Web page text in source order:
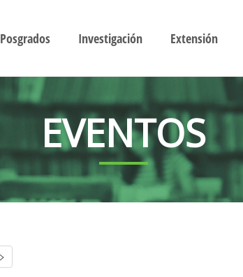
Posgrados Investigación Extensión
EVENTOS